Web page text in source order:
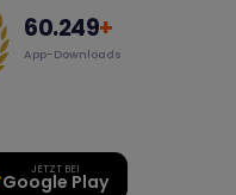
Audi
60.249+
App-Downloads
JETZT BEI
Google Play